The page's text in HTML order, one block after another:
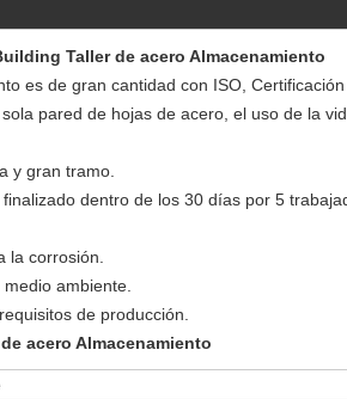
Taller de acero Almacenamiento
es de gran cantidad con ISO,
pared de hojas de acero, el uso de la
y gran tramo.
dentro de los 30 días por 5
la corrosión.
ambiente.
de producción.
acero Almacenamiento